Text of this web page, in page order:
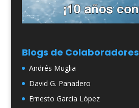
Blogs de Colaboradores
Andrés Muglia
David G. Panadero
Ernesto García López